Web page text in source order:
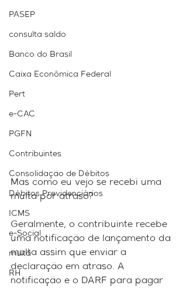
PASEP
consulta saldo
Banco do Brasil
Caixa Econômica Federal
Pert
e-CAC
PGFN
Contribuintes
Consolidação de Débitos
Débitos Previdenciários
ICMS
e-Social
multa
RH
Mas como eu vejo se recebi uma
multa por atraso?⠀ ⠀
Geralmente, o contribuinte recebe
uma notificação de lançamento da
multa assim que enviar a
declaração em atraso. A
notificação e o DARF para pagar